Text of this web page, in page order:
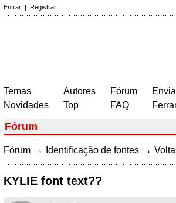
Entrar | Registrar
Temas
Novidades
Autores
Top
Fórum
FAQ
Fórum
Fórum → Identificação de fontes →
KYLIE font text??